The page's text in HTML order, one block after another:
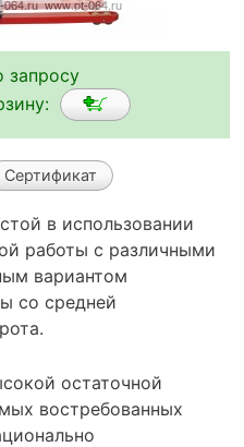
запросу
Сертификат
в использовании
работы с различными
вариантом
со средней
остаточной
востребованных